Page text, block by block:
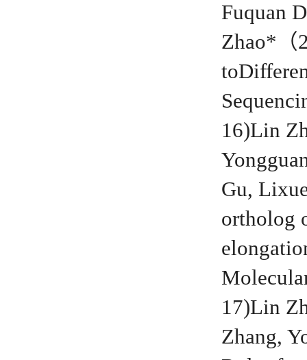
Fuquan
Zhao*（
16)Lin
Gu,
ortholog
17)Lin
Zhang,